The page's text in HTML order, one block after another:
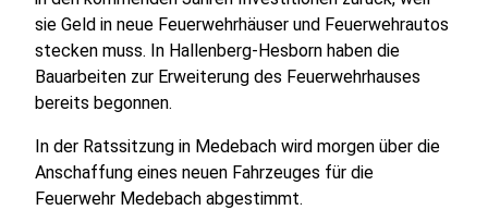
sie Geld in neue Feuerwehrhäuser und Feuerwehrautos
stecken muss. In Hallenberg-Hesborn haben die
Bauarbeiten zur Erweiterung des Feuerwehrhauses
bereits begonnen.
In der Ratssitzung in Medebach wird morgen über die
Anschaffung eines neuen Fahrzeuges für die
Feuerwehr Medebach abgestimmt.